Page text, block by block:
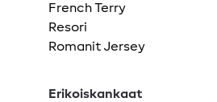
French Terry
Resori
Romanit Jersey
Erikoiskankaat